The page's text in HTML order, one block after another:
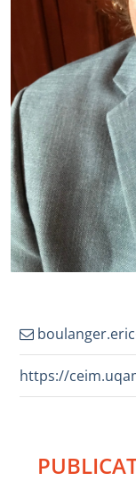
https://